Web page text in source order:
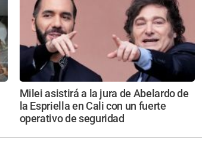
Milei asistirá a la jura de Abelardo de
la Espriella en Cali con un fuerte
operativo de seguridad